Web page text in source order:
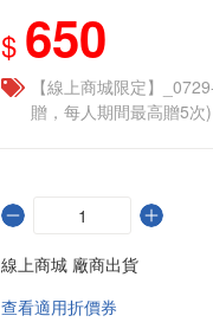
$ 650
【線上商城限定】
贈，每人期間最高贈5次)
線上商城 廠商出貨
查看適用折價券